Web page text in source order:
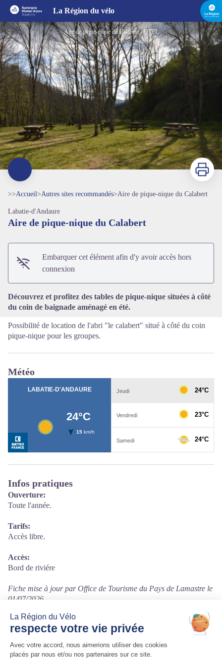
La Région du vélo
Aire de pique-nique du Calabert - OTPL
Imprimer
>>Accueil>Autres sites recommandés>Aire de pique-nique du Calabert
Labatie-d'Andaure
Aire de pique-nique du Calabert
Embarquer cet élément afin d'y avoir accès hors
connexion
Découvrez et profitez des tables de pique-nique situées à côté
du coin de baignade aménagé en été.
Possibilité de location de l'abri "le calabert" situé à côté du coin
pique-nique pour les groupes.
Météo
Infos pratiques
Ouverture:
Toute l'année.
Tarifs:
Accès libre.
Accès:
Bord de riviére
Fiche mise à jour par Office de Tourisme du Pays de Lamastre le
01/07/2026
Contact
07570 Labatie d'Andaure
Tél. 04 75 06 68 62